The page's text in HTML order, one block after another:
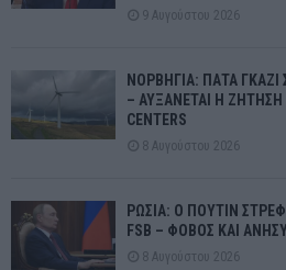
9 Αυγούστου 2026
ΝΟΡΒΗΓΙΑ: ΠΑΤΑ ΓΚΑΖΙ
– ΑΥΞΑΝΕΤΑΙ Η ΖΗΤΗΣΗ
CENTERS
8 Αυγούστου 2026
ΡΩΣΙΑ: Ο ΠΟΥΤΙΝ
FSB – ΦΟΒΟΣ ΚΑΙ
8 Αυγούστου 2026